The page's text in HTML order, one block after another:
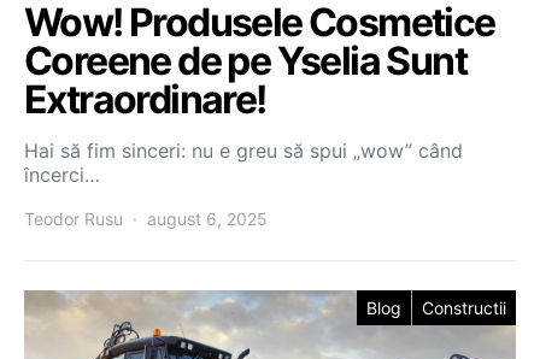
Wow! Produsele Cosmetice
Coreene de pe Yselia Sunt
Extraordinare!
Hai să fim sinceri: nu e greu să spui „wow” când
încerci…
Teodor Rusu august 6, 2025
Blog Constructii